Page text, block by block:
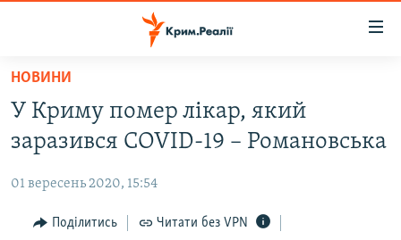
Перейти
основного
матеріалу
Перейти
до
навігації
ВОДА.КРИМ
ВІДЕО ТА ФОТО
ПОЛІТИКА
БЛОГИ
НОВИНИ
У Криму помер лікар, який
заразився COVID-19 – Романовська
01 вересень 2020, 15:54
Поділитись Читати без VPN